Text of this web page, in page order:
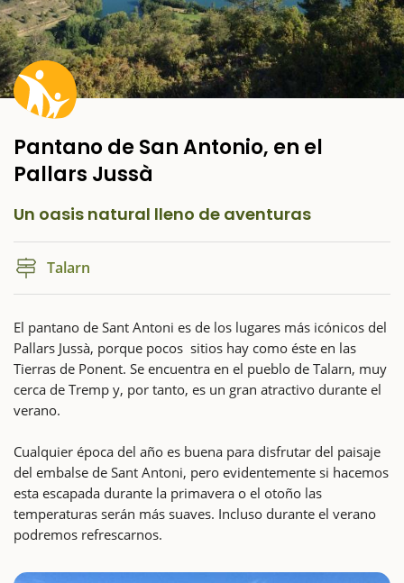
Pantano de San Antonio, en el
Pallars Jussà
Un oasis natural lleno de aventuras
Talarn
El pantano de Sant Antoni es de los lugares más icónicos del
Pallars Jussà, porque pocos sitios hay como éste en las
Tierras de Ponent. Se encuentra en el pueblo de Talarn, muy
cerca de Tremp y, por tanto, es un gran atractivo durante el
verano.
Cualquier época del año es buena para disfrutar del paisaje
del embalse de Sant Antoni, pero evidentemente si hacemos
esta escapada durante la primavera o el otoño las
temperaturas serán más suaves. Incluso durante el verano
podremos refrescarnos.